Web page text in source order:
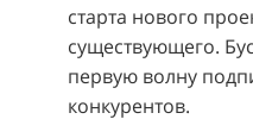
старта нового
существующего.
первую волну
конкурентов.